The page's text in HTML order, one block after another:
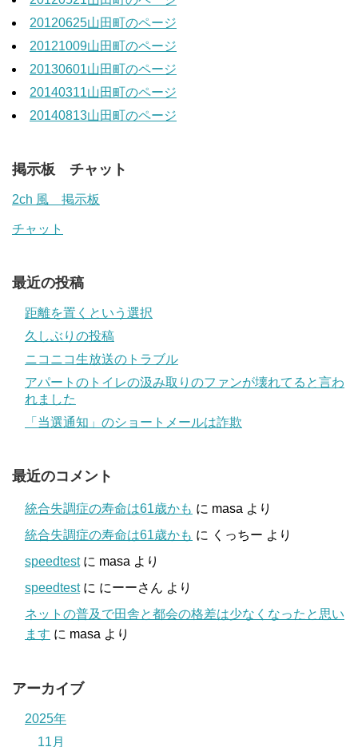
20120625山田町のページ
20121009山田町のページ
20130601山田町のページ
20140311山田町のページ
20140813山田町のページ
掲示板 チャット
2ch 風 掲示板
チャット
最近の投稿
距離を置くという選択
久しぶりの投稿
ニコニコ生放送のトラブル
アパートのトイレの汲み取りのファンが壊れてると言わ
れました
「当選通知」のショートメールは詐欺
最近のコメント
統合失調症の寿命は61歳かも に masa より
統合失調症の寿命は61歳かも に くっちー より
speedtestに masa より
speedtestに にーーさん より
ネットの普及で田舎と都会の格差は少なくなったと思い
ます に masa より
アーカイブ
2025年
11月